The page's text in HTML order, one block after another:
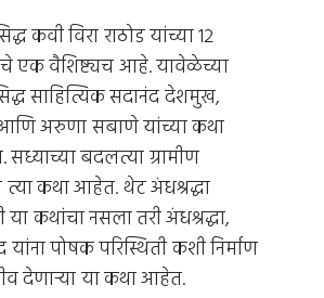
कवी विरा राठोड यांच्या 12
एक वैशिष्ट्यच आहे. यावेळेच्या
साहित्यिक सदानंद देशमुख,
अरुणा सबाणे यांच्या कथा
बदलत्या ग्रामीण
त्या कथा आहेत. थेट अंधश्रद्धा
या कथांचा नसला तरी अंधश्रद्धा,
पोषक परिस्थिती कशी निर्माण
देणार्‍या या कथा आहेत.